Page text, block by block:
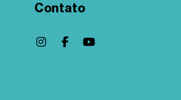
Contato